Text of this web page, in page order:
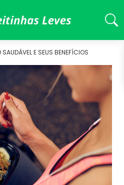
E SEUS BENEFÍCIOS